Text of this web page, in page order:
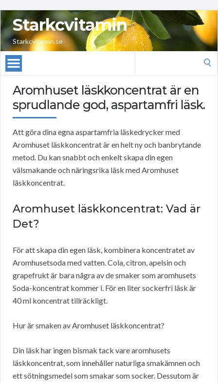
Starkcvitamin
Starkcvitamin.se
Aromhuset läskkoncentrat är en
sprudlande god, aspartamfri läsk.
Att göra dina egna aspartamfria läskedrycker med
Aromhuset läskkoncentrat är en helt ny och banbrytande
metod. Du kan snabbt och enkelt skapa din egen
välsmakande och näringsrika läsk med Aromhuset
läskkoncentrat.
Aromhuset läskkoncentrat: Vad är
Det?
För att skapa din egen läsk, kombinera koncentratet av
Aromhusetsoda med vatten. Cola, citron, apelsin och
grapefrukt är bara några av de smaker som aromhusets
Soda-koncentrat kommer i. För en liter sockerfri läsk är
40 ml koncentrat tillräckligt.
Hur är smaken av Aromhuset läskkoncentrat?
Din läsk har ingen bismak tack vare aromhusets
läskkoncentrat, som innehåller naturliga smakämnen och
ett sötningsmedel som smakar som socker. Dessutom är